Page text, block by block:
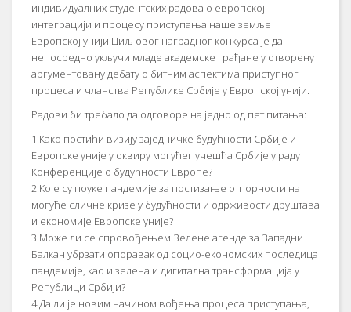
индивидуалних студентских радова о европској
интеграцији и процесу приступања наше земље
Европској унији.Циљ овог наградног конкурса је да
непосредно укључи младе академске грађане у отворену
аргументовану дебату о битним аспектима приступног
процеса и чланства Републике Србије у Европској унији.
Радови би требало да одговоре на једно од пет питања:
1.Како постићи визију заједничке будућности Србије и
Европске уније у оквиру могућег учешћа Србије у раду
Конференције о будућности Европе?
2.Које су поуке пандемије за постизање отпорности на
могуће сличне кризе у будућности и одрживости друштава
и економије Европске уније?
3.Може ли се спровођењем Зелене агенде за Западни
Балкан убрзати опоравак од социо-економских последица
пандемије, као и зелена и дигитална трансформација у
Републици Србији?
4.Да ли је новим начином вођења процеса приступања,